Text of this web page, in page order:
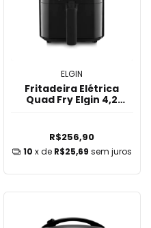
ELGIN
Fritadeira Elétrica
Quad Fry Elgin 4,2
R$256,90
10 x de R$25,69 sem juros